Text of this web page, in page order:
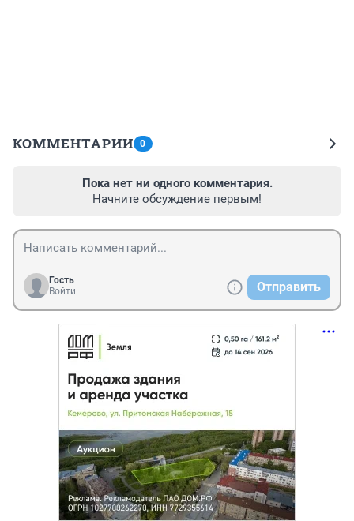
КОММЕНТАРИИ 0
Пока нет ни одного комментария.
Начните обсуждение первым!
Гость
Войти
Отправить